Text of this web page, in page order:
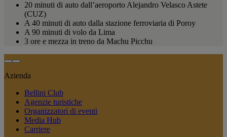
20 minuti di auto dall’aeroporto Alejandro Velasco Astete
(CUZ)
A 40 minuti di auto dalla stazione ferroviaria di Poroy
A 90 minuti di volo da Lima
3 ore e mezza in treno da Machu Picchu
Azienda
Bellini Club
Agenzie turistiche
Organizzatori di eventi
Media Hub
Carriere